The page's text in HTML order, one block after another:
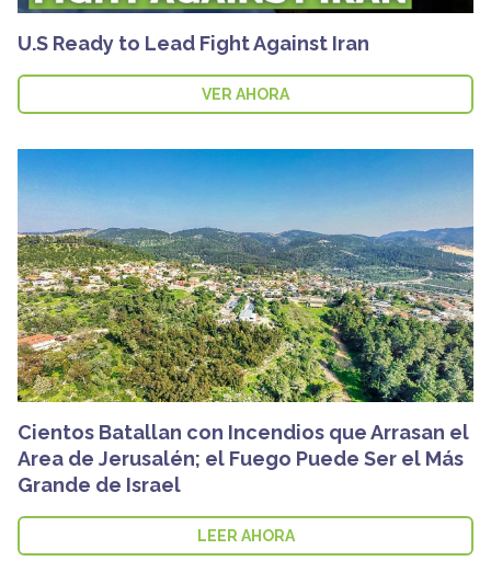
U.S Ready to Lead Fight Against Iran
VER AHORA
Cientos Batallan con Incendios que Arrasan el
Area de Jerusalén; el Fuego Puede Ser el Más
Grande de Israel
LEER AHORA